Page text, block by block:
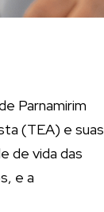
Parnamirim
(TEA) e suas
de vida das
e a